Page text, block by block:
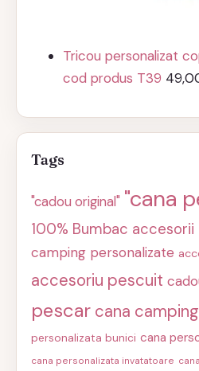
Tricou personalizat
cod produs T39
Tags
"cadou original" "cana
100% Bumbac accesorii
camping personalizate
accesoriu pescuit
pescar cana camping
personalizata bunici cana
cana personalizata invatatoare